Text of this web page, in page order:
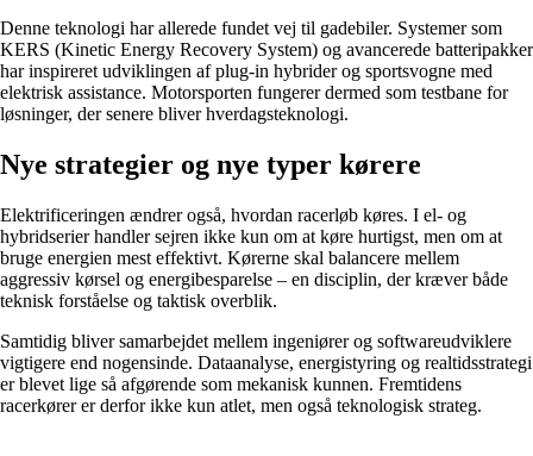
Denne teknologi har allerede fundet vej til gadebiler. Systemer som
KERS (Kinetic Energy Recovery System) og avancerede batteripakker
har inspireret udviklingen af plug-in hybrider og sportsvogne med
elektrisk assistance. Motorsporten fungerer dermed som testbane for
løsninger, der senere bliver hverdagsteknologi.
Nye strategier og nye typer kørere
Elektrificeringen ændrer også, hvordan racerløb køres. I el- og
hybridserier handler sejren ikke kun om at køre hurtigst, men om at
bruge energien mest effektivt. Kørerne skal balancere mellem
aggressiv kørsel og energibesparelse – en disciplin, der kræver både
teknisk forståelse og taktisk overblik.
Samtidig bliver samarbejdet mellem ingeniører og softwareudviklere
vigtigere end nogensinde. Dataanalyse, energistyring og realtidsstrategi
er blevet lige så afgørende som mekanisk kunnen. Fremtidens
racerkører er derfor ikke kun atlet, men også teknologisk strateg.